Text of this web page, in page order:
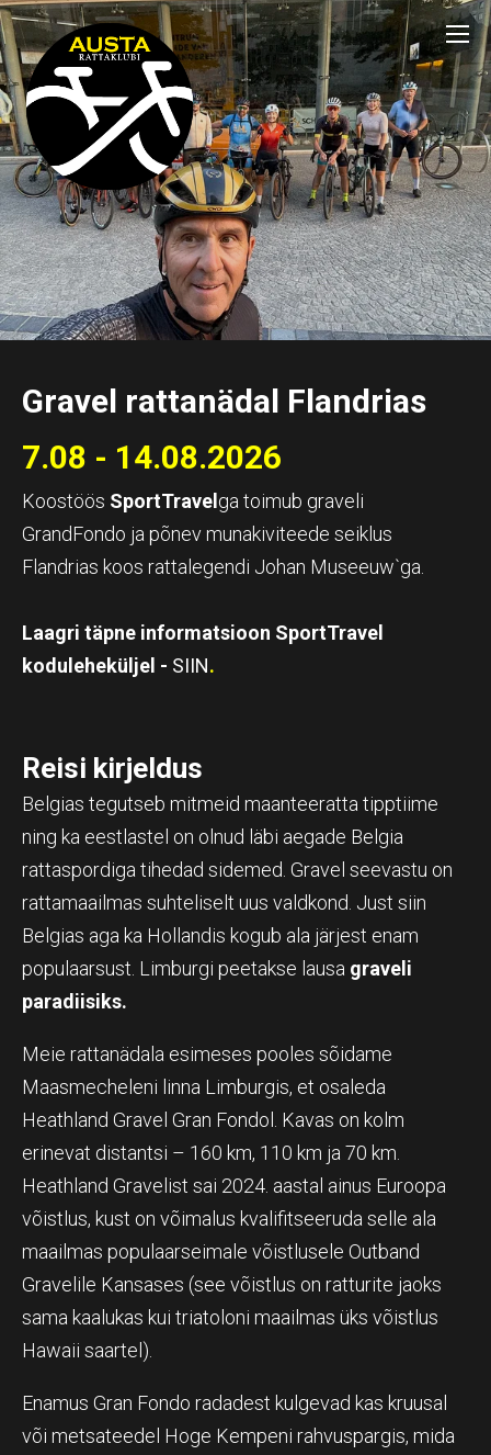
Gravel rattanädal Flandrias
7.08 - 14.08.2026
Koostöös SportTravel ga toimub graveli
GrandFondo ja põnev munakiviteede seiklus
Flandrias koos rattalegendi Johan Museeuw`ga.
Laagri täpne informatsioon SportTravel
koduleheküljel - SIIN.
Reisi kirjeldus
Belgias tegutseb mitmeid maanteeratta tipptiime
ning ka eestlastel on olnud läbi aegade Belgia
rattaspordiga tihedad sidemed. Gravel seevastu on
rattamaailmas suhteliselt uus valdkond. Just siin
Belgias aga ka Hollandis kogub ala järjest enam
populaarsust. Limburgi peetakse lausa graveli
paradiisiks.
Meie rattanädala esimeses pooles sõidame
Maasmecheleni linna Limburgis, et osaleda
Heathland Gravel Gran Fondol. Kavas on kolm
erinevat distantsi – 160 km, 110 km ja 70 km.
Heathland Gravelist sai 2024. aastal ainus Euroopa
võistlus, kust on võimalus kvalifitseeruda selle ala
maailmas populaarseimale võistlusele Outband
Gravelile Kansases (see võistlus on ratturite jaoks
sama kaalukas kui triatoloni maailmas üks võistlus
Hawaii saartel).
Enamus Gran Fondo radadest kulgevad kas kruusal
või metsateedel Hoge Kempeni rahvuspargis, mida